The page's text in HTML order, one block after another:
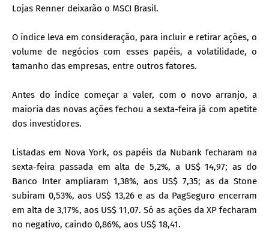
Lojas Renner deixarão o MSCI Brasil.
O índice leva em consideração, para incluir e retirar ações, o
volume de negócios com esses papéis, a volatilidade, o
tamanho das empresas, entre outros fatores.
Antes do índice começar a valer, com o novo arranjo, a
maioria das novas ações fechou a sexta-feira já com apetite
dos investidores.
Listadas em Nova York, os papéis da Nubank fecharam na
sexta-feira passada em alta de 5,2%, a US$ 14,97; as do
Banco Inter ampliaram 1,38%, aos US$ 7,35; as da Stone
subiram 0,53%, aos US$ 13,26 e as da PagSeguro encerram
em alta de 3,17%, aos US$ 11,07. Só as ações da XP fecharam
no negativo, caindo 0,86%, aos US$ 18,41.